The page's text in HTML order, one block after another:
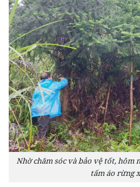
Nhờ chăm sóc và bảo vệ tốt, hôm
tấm áo rừng